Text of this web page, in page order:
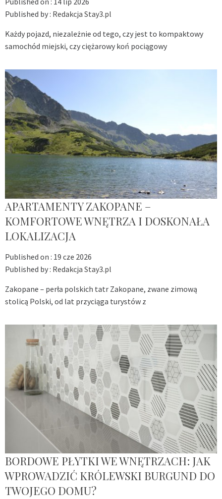
Published by : Redakcja Stay3.pl
Każdy pojazd, niezależnie od tego, czy jest to kompaktowy
samochód miejski, czy ciężarowy koń pociągowy
APARTAMENTY ZAKOPANE –
KOMFORTOWE WNĘTRZA I DOSKONAŁA
LOKALIZACJA
Published on : 19 cze 2026
Published by : Redakcja Stay3.pl
Zakopane – perła polskich tatr Zakopane, zwane zimową
stolicą Polski, od lat przyciąga turystów z
BORDOWE PŁYTKI WE WNĘTRZACH: JAK
WPROWADZIĆ KRÓLEWSKI BURGUND DO
TWOJEGO DOMU?